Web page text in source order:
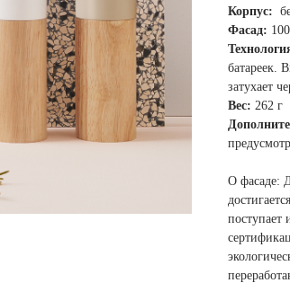
Корпус:
Фасад:
батареек.
затухает
Вес: 262 г
О фасаде:
поступает